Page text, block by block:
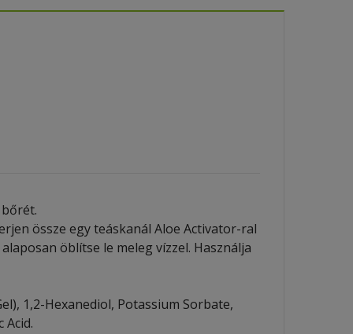
össze egy teáskanál Aloe Activator-ral
öblítse le meleg vízzel. Használja
1,2-Hexanediol, Potassium Sorbate,
Acid.